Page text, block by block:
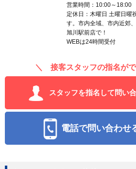
営業時間：10:00～18:00
定休日：木曜日 土曜日曜
す。市内全域、市内近郊
旭川駅前店で！
WEBは24時間受付
＼ 接客スタッフの指名が
スタッフを指名して問い
電話で問い合わせ